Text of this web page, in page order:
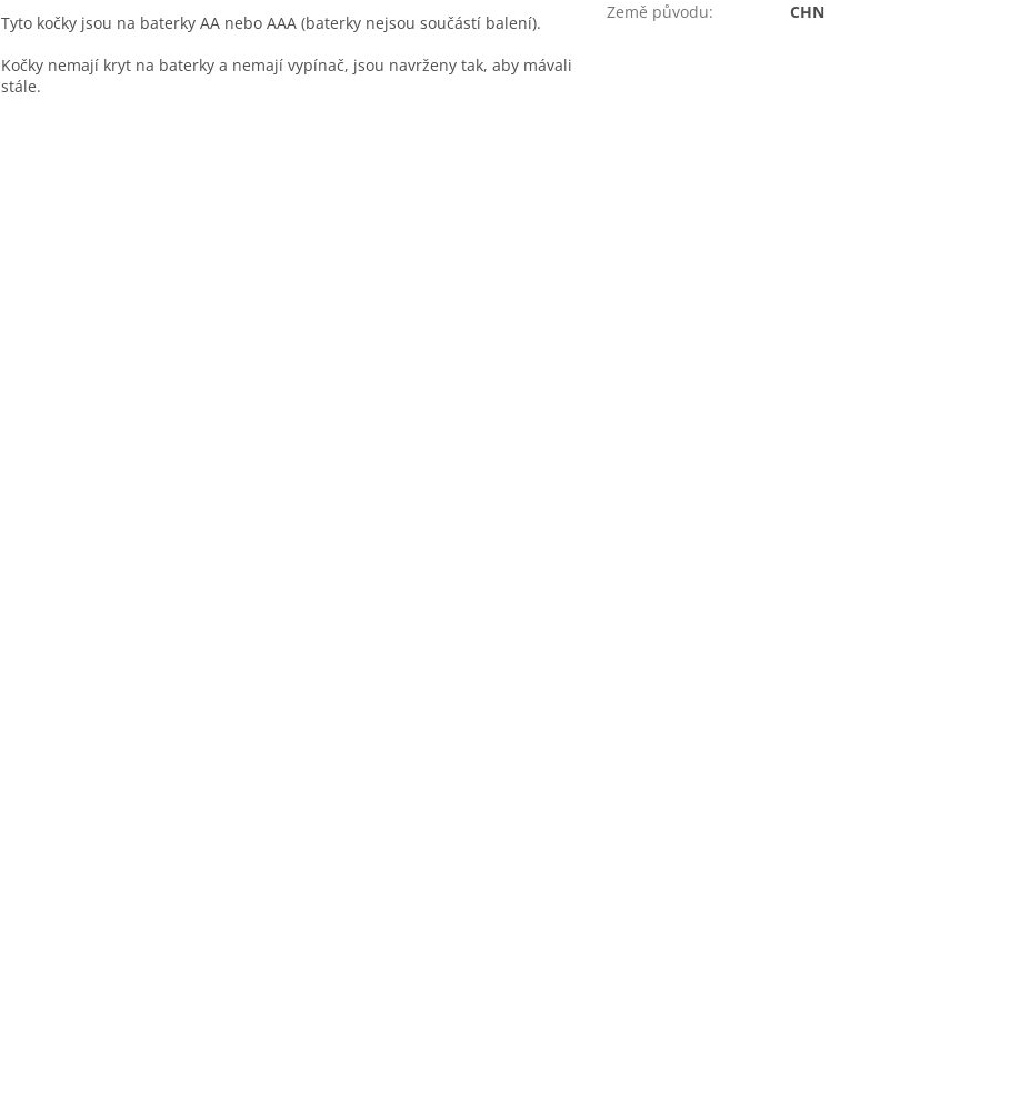
Tyto kočky jsou na baterky AA nebo AAA (baterky nejsou součástí balení).
Kočky nemají kryt na baterky a nemají vypínač, jsou navrženy tak, aby mávali
stále.
Země původu: CHN